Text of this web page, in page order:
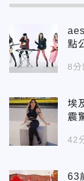
點
8分
埃
震
42
63